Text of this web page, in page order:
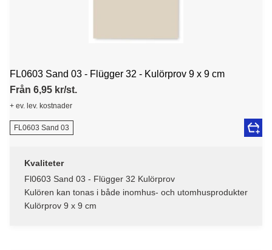
FL0603 Sand 03 - Flügger 32 - Kulörprov 9 x 9 cm
Från 6,95 kr/st.
+ ev. lev. kostnader
FL0603 Sand 03
Kvaliteter
Fl0603 Sand 03 - Flügger 32 Kulörprov
Kulören kan tonas i både inomhus- och utomhusprodukter
Kulörprov 9 x 9 cm